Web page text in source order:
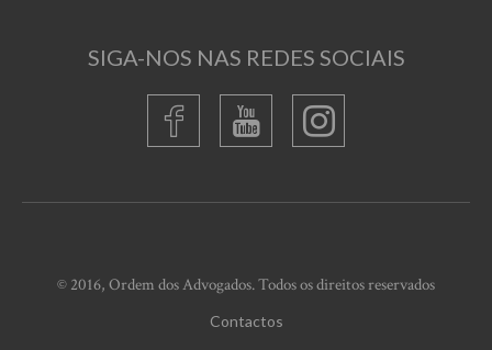
SIGA-NOS NAS REDES SOCIAIS
© 2016, Ordem dos Advogados. Todos os direitos reservados
Contactos